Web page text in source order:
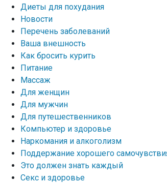
Диеты для похудания
Новости
Перечень заболеваний
Ваша внешность
Как бросить курить
Питание
Массаж
Для женщин
Для мужчин
Для путешественников
Компьютер и здоровье
Наркомания и алкоголизм
Поддержание хорошего
Это должен знать каждый
Секс и здоровье